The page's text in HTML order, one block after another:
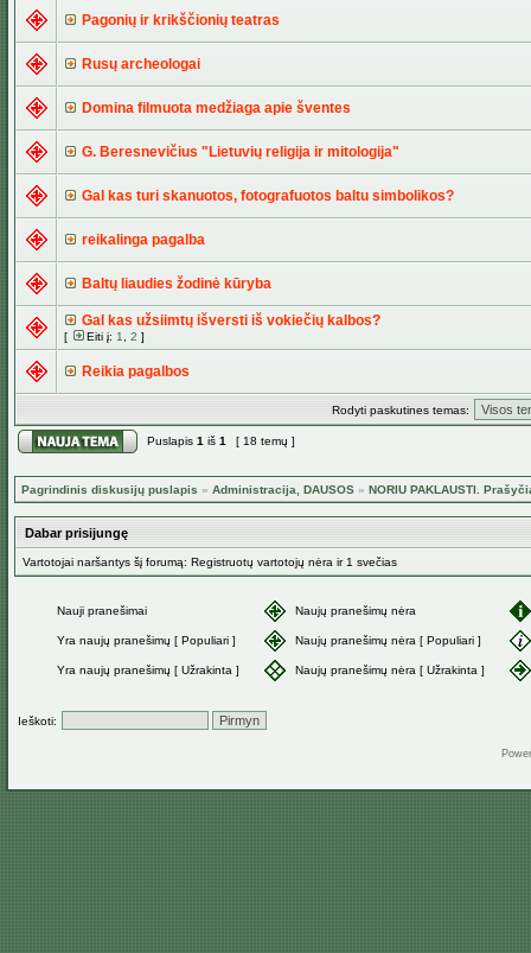
Pagonių ir krikščionių teatras
Rusų archeologai
Domina filmuota medžiaga apie šventes
G. Beresnevičius "Lietuvių religija ir mitologija"
Gal kas turi skanuotos, fotografuotos baltu simbolikos?
reikalinga pagalba
Baltų liaudies žodinė kūryba
Gal kas užsiimtų išversti iš vokiečių kalbos?
[ Eiti į: 1 2 ]
Reikia pagalbos
Rodyti paskutines temas:
Puslapis 1 iš 1 [ 18 temų ]
Pagrindinis diskusijų puslapis » Administracija, DAUSOS » NORIU PAKLAUSTI.
Dabar prisijungę
Vartotojai naršantys šį forumą: Registruotų vartotojų nėra ir 1 svečias
Nauji pranešimai Naujų pranešimų nėra
Yra naujų pranešimų [ Populiari ] Naujų pranešimų nėra [ Populiari ]
Yra naujų pranešimų [ Užrakinta ] Naujų pranešimų nėra [ Užrakinta ]
Ieškoti: